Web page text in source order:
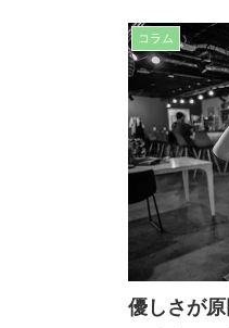
コラム
優しさが